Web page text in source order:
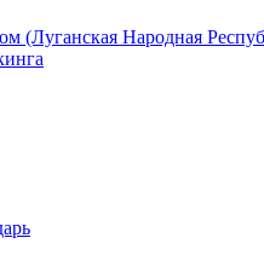
(Луганская Народная